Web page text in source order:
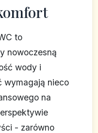
to
nowoczesną
wody i
wymagają nieco
na
- zarówno